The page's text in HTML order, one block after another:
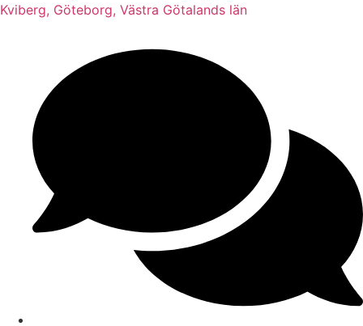
Kviberg, Göteborg, Västra Götalands län